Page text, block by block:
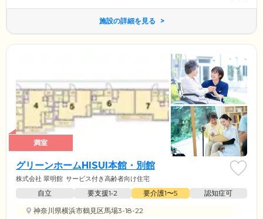
施設の詳細を見る
満室
グリーンホームHISUI本館・別館
株式会社 翠明館 サービス付き高齢者向け住宅
自立 要支援1•2 要介護1〜5
認知症可
神奈川県横浜市鶴見区馬場3-18-22